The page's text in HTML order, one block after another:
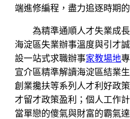
端進修編程，盡力追逐時期的
為精準通順人才失業成
海淀區失業辦事溫度與引才
設一站式求職辦事家教場地
宣介區精準解讀海淀區結業
創業攙扶等系列人才利好政
才留才政策盈利；個人工作
當單戀的傻氣與財富的霸氣